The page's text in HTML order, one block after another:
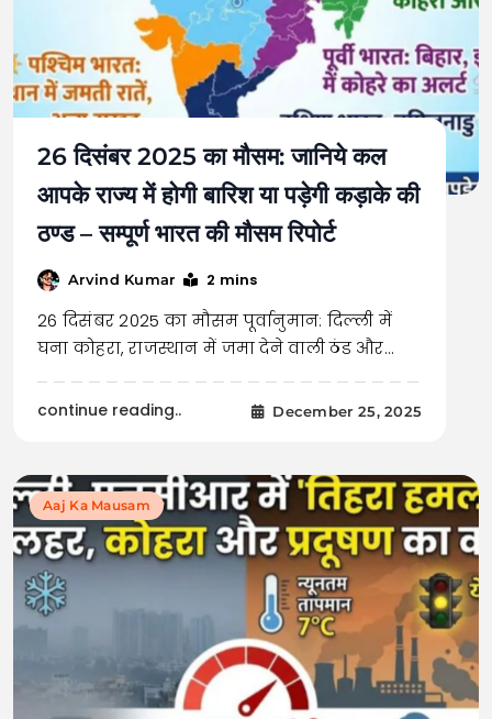
26 दिसंबर 2025 का मौसम: जानिये कल
आपके राज्य में होगी बारिश या पड़ेगी कड़ाके की
ठण्ड – सम्पूर्ण भारत की मौसम रिपोर्ट
Arvind Kumar 2 mins
26 दिसंबर 2025 का मौसम पूर्वानुमान: दिल्ली में
घना कोहरा, राजस्थान में जमा देने वाली ठंड और…
continue reading.. December 25, 2025
Aaj Ka Mausam